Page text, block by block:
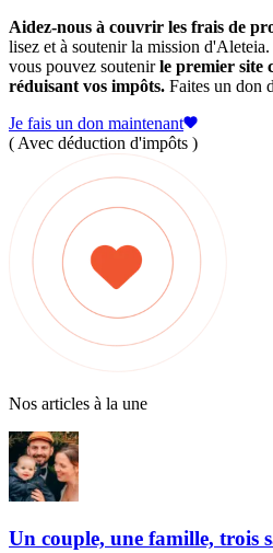
Aidez-nous à couvrir les frais de
lisez et à soutenir la mission
vous pouvez soutenirle premier site
réduisant vos impôts. Faites un don
Je fais un don maintenant
( Avec déduction d'impôts )
Nos articles à la une
Un couple, une famille, trois